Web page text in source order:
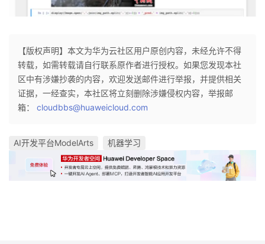
【版权声明】本文为华为云社区用户原创内容，未经允许不得
转载，如需转载请自行联系原作者进行授权。如果您发现本社
区中有涉嫌抄袭的内容，欢迎发送邮件进行举报，并提供相关
证据，一经查实，本社区将立刻删除涉嫌侵权内容，举报邮
箱： cloudbbs@huaweicloud.com
AI开发平台ModelArts 机器学习